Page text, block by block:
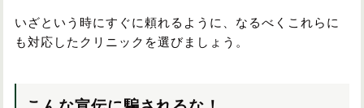
いざという時にすぐに頼れるように、なるべくこれらに
も対応したクリニックを選びましょう。